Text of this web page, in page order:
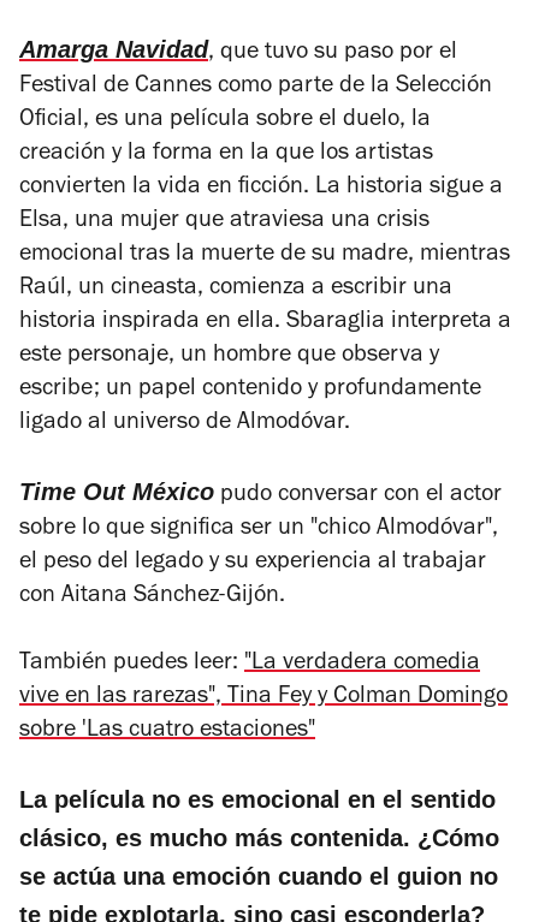
Amarga Navidad, que tuvo su paso por el
Festival de Cannes como parte de la Selección
Oficial, es una película sobre el duelo, la
creación y la forma en la que los artistas
convierten la vida en ficción. La historia sigue a
Elsa, una mujer que atraviesa una crisis
emocional tras la muerte de su madre, mientras
Raúl, un cineasta, comienza a escribir una
historia inspirada en ella. Sbaraglia interpreta a
este personaje, un hombre que observa y
escribe; un papel contenido y profundamente
ligado al universo de Almodóvar.
Time Out México pudo conversar con el actor
sobre lo que significa ser un "chico Almodóvar",
el peso del legado y su experiencia al trabajar
con Aitana Sánchez-Gijón.
También puedes leer: "La verdadera comedia
vive en las rarezas", Tina Fey y Colman Domingo
sobre 'Las cuatro estaciones"
La película no es emocional en el sentido
clásico, es mucho más contenida. ¿Cómo
se actúa una emoción cuando el guion no
te pide explotarla, sino casi esconderla?